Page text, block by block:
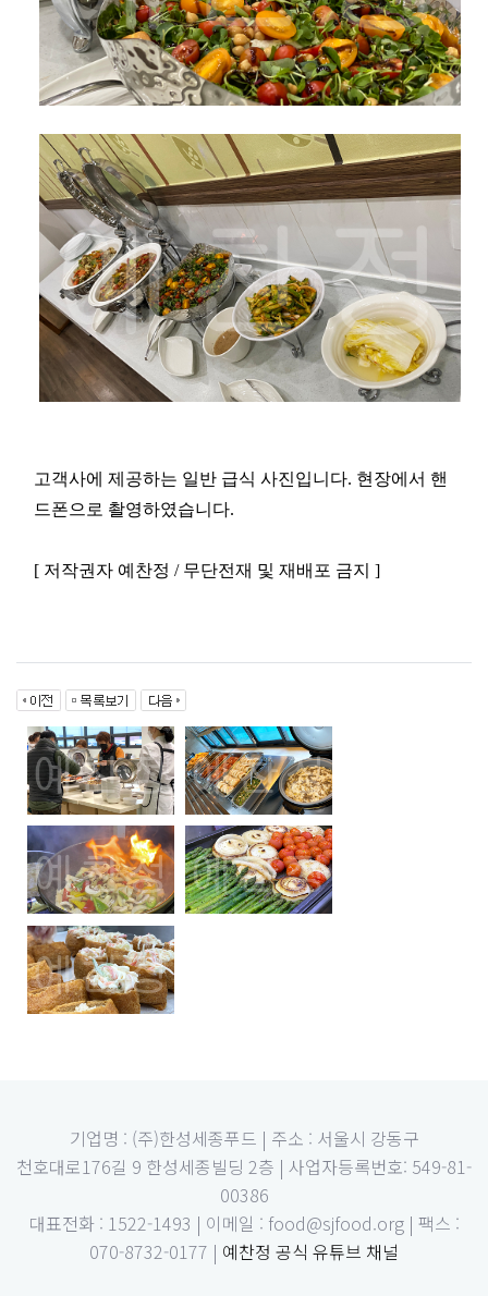
고객사에 제공하는 일반 급식 사진입니다. 현장에서 핸
드폰으로 촬영하였습니다.
[ 저작권자 예찬정 / 무단전재 및 재배포 금지 ]
기업명 : (주)한성세종푸드 | 주소 : 서울시 강동구
천호대로176길 9 한성세종빌딩 2층 | 사업자등록번호: 549-81-
00386
대표전화 : 1522-1493 | 이메일 : food@sjfood.org | 팩스 :
070-8732-0177 | 예찬정 공식 유튜브 채널